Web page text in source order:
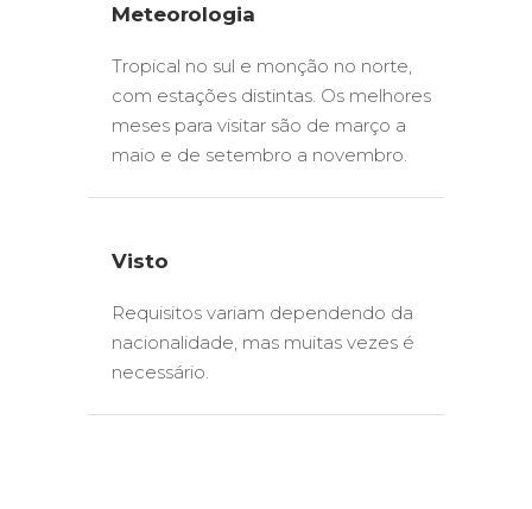
Meteorologia
Tropical no sul e monção no norte,
com estações distintas. Os melhores
meses para visitar são de março a
maio e de setembro a novembro.
Visto
Requisitos variam dependendo da
nacionalidade, mas muitas vezes é
necessário.